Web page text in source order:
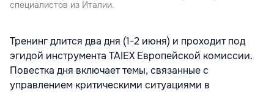
специалистов из Италии.
Тренинг длится два дня (1-2 июня) и проходит под
эгидой инструмента TAIEX Европейской комиссии.
Повестка дня включает темы, связанные с
управлением критическими ситуациями в